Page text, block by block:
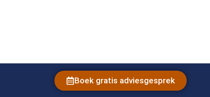
Boek gratis adviesgesprek